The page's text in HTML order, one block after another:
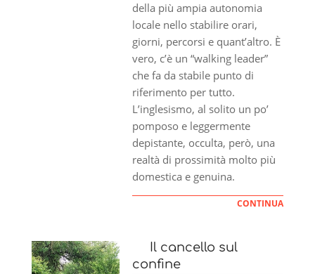
della più ampia autonomia
locale nello stabilire orari,
giorni, percorsi e quant’altro. È
vero, c’è un “walking leader”
che fa da stabile punto di
riferimento per tutto.
L’inglesismo, al solito un po’
pomposo e leggermente
depistante, occulta, però, una
realtà di prossimità molto più
domestica e genuina.
CONTINUA
Il cancello sul
confine